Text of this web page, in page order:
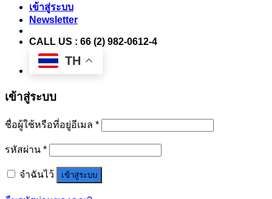
เข้าสู่ระบบ
Newsletter
CALL US : 66 (2) 982-0612-4
TH
เข้าสู่ระบบ
ชื่อผู้ใช้หรือที่อยู่อีเมล *
รหัสผ่าน *
จำฉันไว้ เข้าสู่ระบบ